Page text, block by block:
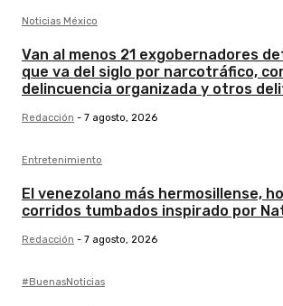
Noticias México
Van al menos 21 exgobernadores
que va del siglo por narcotráfico,
delincuencia organizada y otros
Redacción - 7 agosto, 2026
Entretenimiento
El venezolano más hermosillense,
corridos tumbados inspirado por
Redacción - 7 agosto, 2026
#BuenasNoticias